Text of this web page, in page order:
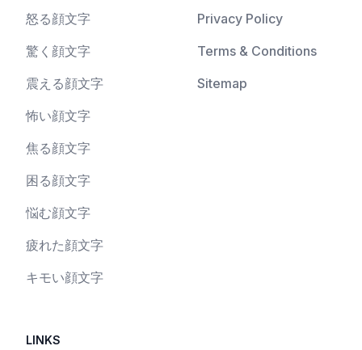
怒る顔文字
驚く顔文字
震える顔文字
怖い顔文字
焦る顔文字
困る顔文字
悩む顔文字
疲れた顔文字
キモい顔文字
Privacy Policy
Terms & Conditions
Sitemap
LINKS